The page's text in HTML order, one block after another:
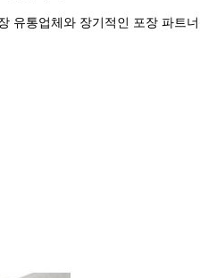
유통업체와 장기적인 포장 파트